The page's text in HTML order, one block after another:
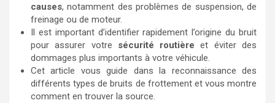
causes, notamment des problèmes de suspension, de
freinage ou de moteur.
Il est important d’identifier rapidement l’origine du bruit
pour assurer votre sécurité routière et éviter des
dommages plus importants à votre véhicule.
Cet article vous guide dans la reconnaissance des
différents types de bruits de frottement et vous montre
comment en trouver la source.